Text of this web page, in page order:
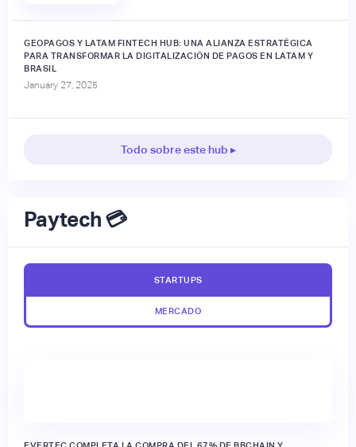
GEOPAGOS Y LATAM FINTECH HUB: UNA ALIANZA ESTRATÉGICA
PARA TRANSFORMAR LA DIGITALIZACIÓN DE PAGOS EN LATAM Y
BRASIL
January 27, 2025
Todo sobre este hub ▸
Paytech 💳
STARTUPS
MERCADO